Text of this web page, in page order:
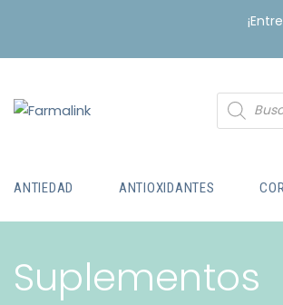
ANTIEDAD ANTIOXIDANTES
Suplementos